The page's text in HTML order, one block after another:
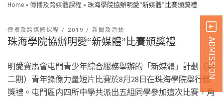
Home » 傳播及跨媒體課程 » 珠海學院協辦明愛“新媒體”比賽頒獎禮
傳播及跨媒體課程 2019 新聞及活動
珠海學院協辦明愛“新媒體”比賽頒獎禮
明愛賽馬會屯門青少年綜合服務舉辦的「新媒體」計劃（第
二期）青年錄像力量短片比賽於8月28日在珠海學院舉行頒
獎禮。屯門區内四所中學共派出五組同學參加這次比賽，角
ADMISSION